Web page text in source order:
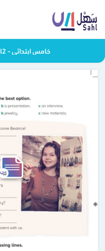
Reading - TopGoal2 - خامس ابتدائي